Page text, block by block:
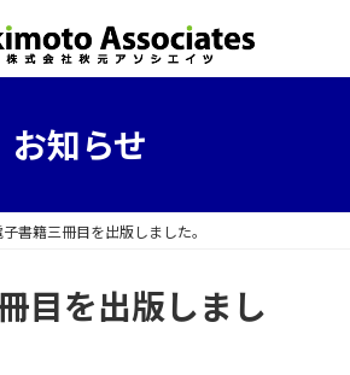
お知らせ
子書籍三冊目を出版しました。
目を出版しまし